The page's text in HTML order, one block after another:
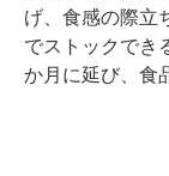
げ、食感の際立
でストックでき
か月に延び、食